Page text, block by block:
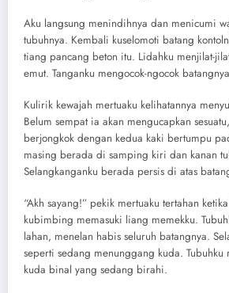
Aku langsung menindihnya dan menicumi
tubuhnya. Kembali kuselomoti batang
tiang pancang beton itu. Lidahku menjilat-
emut. Tanganku mengocok-ngocok
Kulirik kewajah mertuaku kelihatannya
Belum sempat ia akan mengucapkan
berjongkok dengan kedua kaki bertumpu
masing berada di samping kiri dan kanan
Selangkanganku berada persis di atas
“Akh sayang!” pekik mertuaku tertahan
kubimbing memasuki liang memekku.
lahan, menelan habis seluruh batangnya.
seperti sedang menunggang kuda. Tubuhku
kuda binal yang sedang birahi.